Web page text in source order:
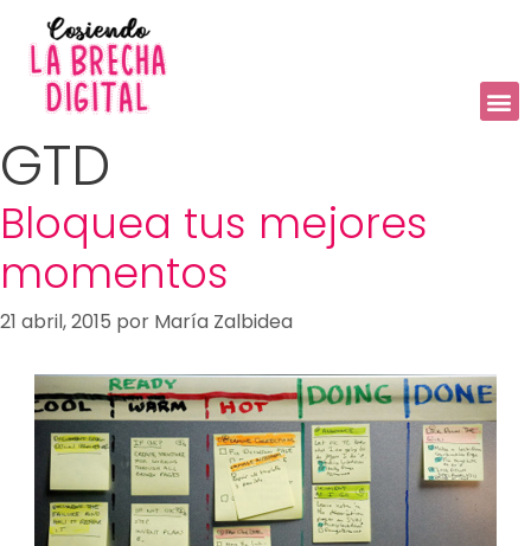
GTD
Bloquea tus mejores
momentos
21 abril, 2015 por María Zalbidea